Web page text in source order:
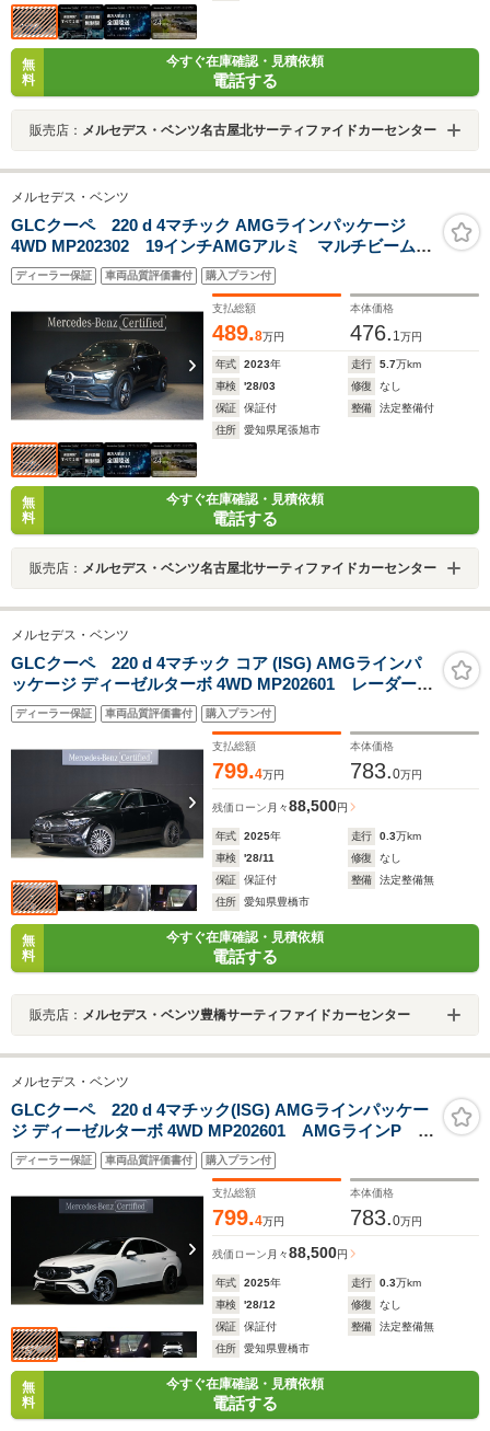
無
料
今すぐ在庫確認・見積依頼
電話する
販売店： メルセデス・ベンツ名古屋北サーティファイドカーセンター
メルセデス・ベンツ
GLCクーペ 220 d 4マチック AMGラインパッケージ
4WD MP202302 19インチAMGアルミ マルチビーム
LEDヘッドライト ガラススライディングルーフ レザ
ーARTICO/DINAMICAシート ワイドホイルアーチ ア
ンビエントライト レーダーセーフティパッケージ
ディーラー保証 車両品質評価書付 購入プラン付
支払総額
489.8万円
本体価格
476. 1万円
年式 2023年 走行 5.7万km
車検
'28/03 修復
なし
保証
保証付 整備
法定整備付
住所
愛知県尾張旭市
無
料
今すぐ在庫確認・見積依頼
電話する
販売店： メルセデス・ベンツ名古屋北サーティファイドカーセンター
メルセデス・ベンツ
GLCクーペ 220 d 4マチック コア (ISG) AMGラインパ
ッケージ ディーゼルターボ 4WD MP202601 レーダーセ
ーフティP パノラミックS/R 本革巻きスポ―ツステアリン
グ ARTICOダッシュボード スポーティーエンジンサウ
ンド スポーツシートAMGラインインテリア AMGライ
ンエクステリア
ディーラー保証 車両品質評価書付 購入プラン付
支払総額
799.4万円
本体価格
783.0万円
残価ローン 月々88,500円
年式 2025年 走行 0.3万km
車検
'28/11 修復
なし
保証
保証付 整備
法定整備無
住所
愛知県豊橋市
無
料
今すぐ在庫確認・見積依頼
電話する
販売店： メルセデス・ベンツ豊橋サーティファイドカーセンター
メルセデス・ベンツ
GLCクーペ 220 d 4マチック(ISG) AMGラインパッケー
ジ ディーゼルターボ 4WD MP202601 AMGラインP パ
ノラミックS/R シートヒーター アンスラサイトライム
ウッドインテリアトリム 本革巻きスポーツステアリン
グ スポーティーエンジンサウンド スポーツシート
ディーラー保証 車両品質評価書付 購入プラン付
支払総額
799.4万円
本体価格
783.0万円
残価ローン 月々88,500円
年式 2025年 走行 0.3万km
車検
'28/12 修復
なし
保証
保証付 整備
法定整備無
住所
愛知県豊橋市
無
料
今すぐ在庫確認・見積依頼
電話する